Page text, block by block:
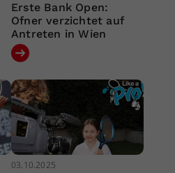
Erste Bank Open:
Ofner verzichtet auf
Antreten in Wien
03.10.2025